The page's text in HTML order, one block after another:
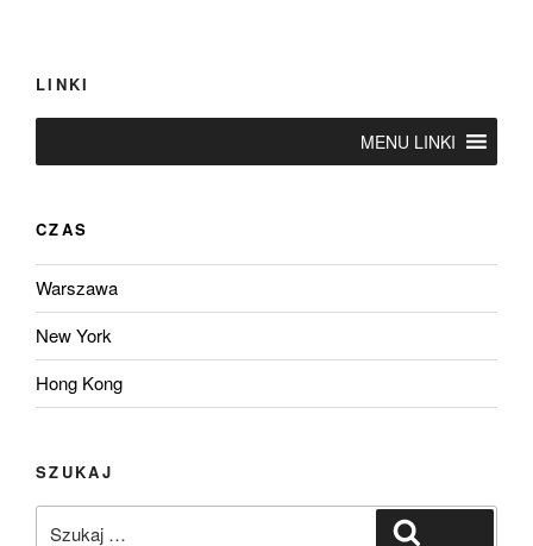
LINKI
MENU LINKI
CZAS
Warszawa
New York
Hong Kong
SZUKAJ